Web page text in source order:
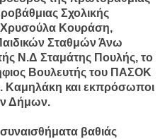
Σχολικής
Χρυσούλα Κουράση,
Σταθμών Άνω
Ν.Δ Σταμάτης Πουλής, το
Βουλευτής του ΠΑΣΟΚ
Καμηλάκη και εκπρόσωποι
Δήμων.
βαθιάς